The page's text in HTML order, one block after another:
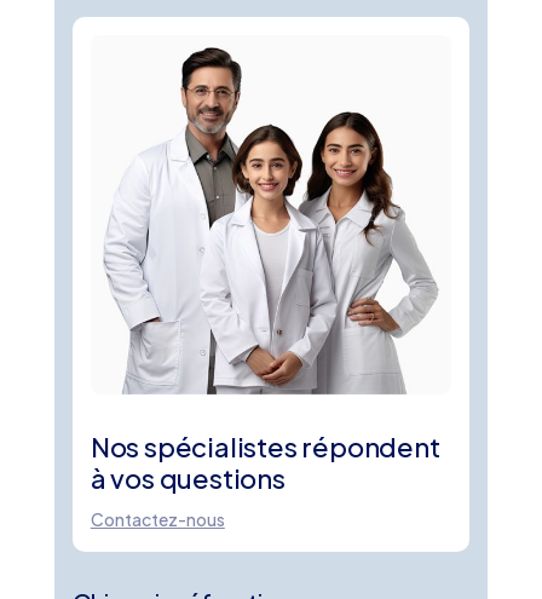
Nos spécialistes répondent
à vos questions
Contactez-nous